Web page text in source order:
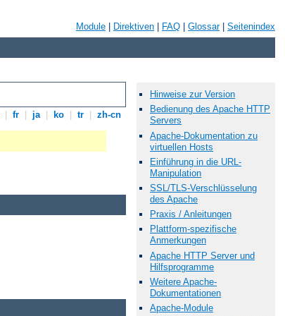
Module Direktiven FAQ Glossar| Seitenindex
fr ja ko tr zh-cn
Hinweise zur Version
Bedienung des Apache HTTP
Servers
Apache-Dokumentation zu
virtuellen Hosts
Einführung in die URL-
Manipulation
SSL/TLS-Verschlüsselung
des Apache
Praxis / Anleitungen
Plattform-spezifische
Anmerkungen
Apache HTTP Server und
Hilfsprogramme
Weitere Apache-
Dokumentationen
Apache-Module